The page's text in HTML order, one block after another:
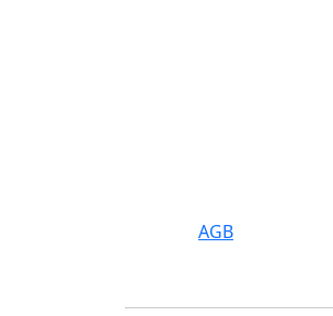
AGB